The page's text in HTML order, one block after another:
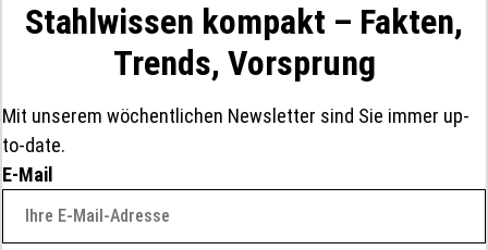
Stahlwissen kompakt – Fakten,
Trends, Vorsprung
Mit unserem wöchentlichen Newsletter sind Sie immer up-
to-date.
E-Mail